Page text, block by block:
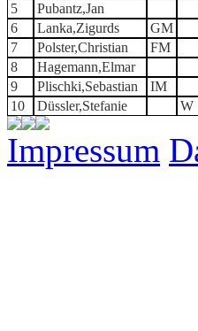
5
Pubantz,Jan
6
Lanka,Zigurds GM
7
Polster,Christian FM
8
Hagemann,Elmar
9
Plischki,Sebastian IM
10
Düssler,Stefanie W
Impressum